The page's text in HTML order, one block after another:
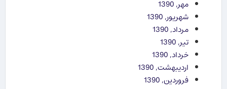
مهر, 1390
شهریور, 1390
مرداد, 1390
تیر, 1390
خرداد, 1390
اردیبهشت, 1390
فروردین, 1390